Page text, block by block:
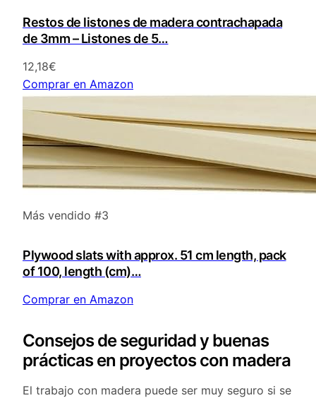
Restos de listones de madera contrachapada
de 3mm – Listones de 5…
12,18€
Comprar en Amazon
Más vendido #3
Plywood slats with approx. 51 cm length, pack
of 100, length (cm)…
Comprar en Amazon
Consejos de seguridad y buenas
prácticas en proyectos con madera
El trabajo con madera puede ser muy seguro si se